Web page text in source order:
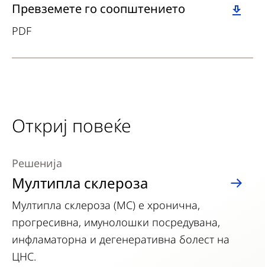
Download
Превземете го соопштението
PDF
Откриј повеќе
Мултипла склероза
Решенија
Мултипла склероза (МС) е хронична,
прогресивна, имунолошки посредувана,
инфламаторна и дегенеративна болест на
ЦНС.